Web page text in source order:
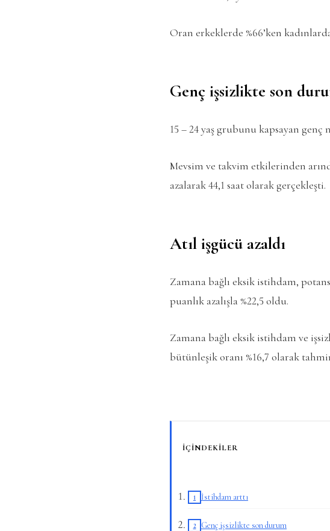
Oran erkeklerde %66’ken
Genç işsizlikte son
15 – 24 yaş grubunu kapsayan genç
Mevsim ve takvim etkilerinden
azalarak 44,1 saat olarak gerçekleşti.
Atıl işgücü azaldı
Zamana bağlı eksik istihdam,
puanlık azalışla %22,5 oldu.
Zamana bağlı eksik istihdam ve
bütünleşik oranı %16,7 olarak
İÇINDEKILER
İstihdam arttı
Genç işsizlikte son durum